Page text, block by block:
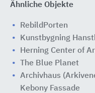
Ähnliche Objekte
RebildPorten
Kunstbygning
Herning Center of
The Blue Planet
Archivhaus
Kebony Fassade